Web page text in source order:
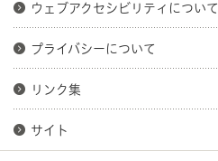
ウェブアクセシビリティについて
プライバシーについて
リンク集
サイト